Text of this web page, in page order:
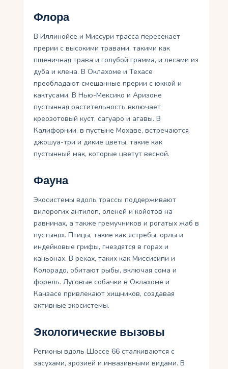
Флора
В Иллинойсе и Миссури трасса пересекает
прерии с высокими травами, такими как
пшеничная трава и голубой грамма, и лесами из
дуба и клена. В Оклахоме и Техасе
преобладают смешанные прерии с юккой и
кактусами. В Нью-Мексико и Аризоне
пустынная растительность включает
креозотовый куст, сагуаро и агавы. В
Калифорнии, в пустыне Мохаве, встречаются
джошуа-три и дикие цветы, такие как
пустынный мак, которые цветут весной.
Фауна
Экосистемы вдоль трассы поддерживают
вилорогих антилоп, оленей и койотов на
равнинах, а также гремучников и рогатых жаб в
пустынях. Птицы, такие как ястребы, орлы и
индейковые грифы, гнездятся в горах и
каньонах. В реках, таких как Миссисипи и
Колорадо, обитают рыбы, включая сома и
форель. Луговые собачки в Оклахоме и
Канзасе привлекают хищников, создавая
активные экосистемы.
Экологические вызовы
Регионы вдоль Шоссе 66 сталкиваются с
засухами, эрозией и инвазивными видами. В